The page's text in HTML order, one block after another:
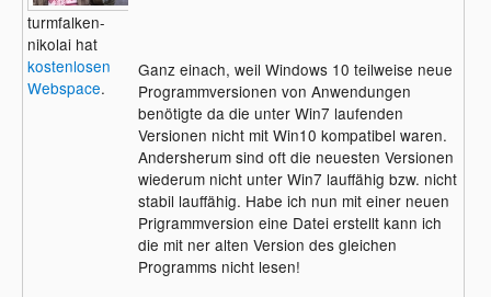
turmfalken-
nikolai hat
kostenlosen
Webspace.
Ganz einach, weil Windows 10 teilweise neue
Programmversionen von Anwendungen
benötigte da die unter Win7 laufenden
Versionen nicht mit Win10 kompatibel waren.
Andersherum sind oft die neuesten Versionen
wiederum nicht unter Win7 lauffähig bzw. nicht
stabil lauffähig. Habe ich nun mit einer neuen
Prigrammversion eine Datei erstellt kann ich
die mit ner alten Version des gleichen
Programms nicht lesen!